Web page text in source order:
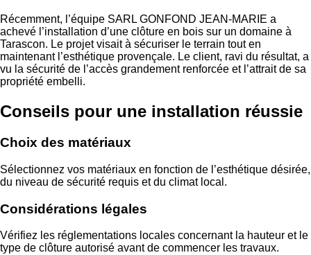
Récemment, l’équipe SARL GONFOND JEAN-MARIE a
achevé l’installation d’une clôture en bois sur un domaine à
Tarascon. Le projet visait à sécuriser le terrain tout en
maintenant l’esthétique provençale. Le client, ravi du résultat, a
vu la sécurité de l’accès grandement renforcée et l’attrait de sa
propriété embelli.
Conseils pour une installation réussie
Choix des matériaux
Sélectionnez vos matériaux en fonction de l’esthétique désirée,
du niveau de sécurité requis et du climat local.
Considérations légales
Vérifiez les réglementations locales concernant la hauteur et le
type de clôture autorisé avant de commencer les travaux.